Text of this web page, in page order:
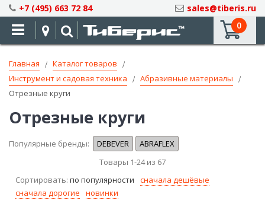
Skip
to
Content
+7 (495) 663 72 84
sales@tiberis.ru
0
Главная
Каталог товаров
Инструмент и садовая техника
Абразивные материалы
Отрезные круги
Отрезные круги
Популярные бренды: DEBEVER
ABRAFLEX
Товары 1-24из 67
Сортировать: по популярности
сначала дешёвые
сначала дорогие
новинки